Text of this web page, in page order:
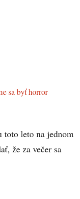
sa byť horror
toto leto na jednom
že za večer sa